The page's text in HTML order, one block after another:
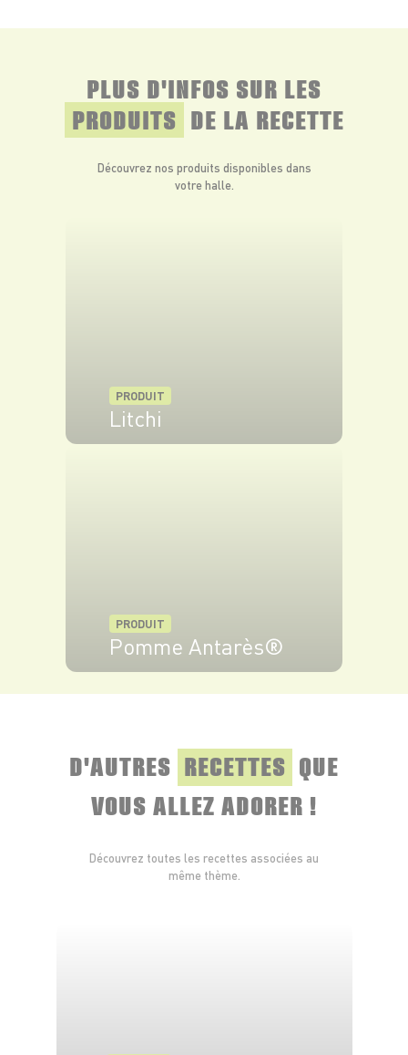
PLUS D'INFOS SUR LES
PRODUITS DE LA RECETTE
Découvrez nos produits disponibles dans
votre halle.
PRODUIT
Litchi
PRODUIT
Pomme Antarès®
D'AUTRES RECETTES QUE
VOUS ALLEZ ADORER !
Découvrez toutes les recettes associées au
même thème.